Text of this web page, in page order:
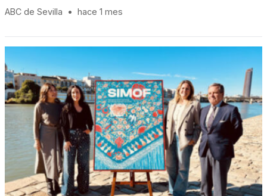
ABC de Sevilla • hace 1 mes